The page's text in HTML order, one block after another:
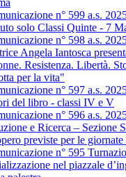
n° 599 a.s.
solo Classi Quinte - 7
n° 598 a.s.
Angela Iantosca
Resistenza. Libertà.
per la vita"
n° 597 a.s.
del libro - classi IV e V
n° 596 a.s.
e Ricerca – Sezione
previste per le
n° 595
nel piazzale